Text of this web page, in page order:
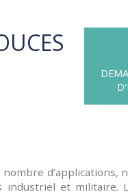
d’applications,
industriel et militaire.